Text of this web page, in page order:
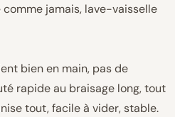
jamais, lave-vaisselle
bien en main, pas de
rapide au braisage long, tout
tout, facile à vider, stable.